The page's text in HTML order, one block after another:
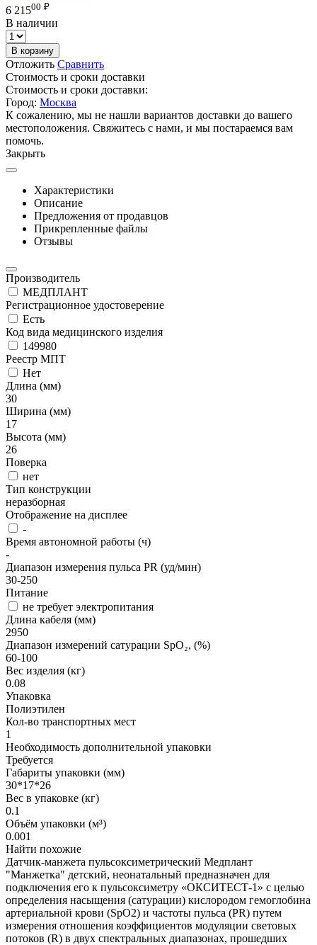
6 21500 ₽
В наличии
В корзину
Отложить Сравнить
Стоимость и сроки доставки
Стоимость и сроки доставки:
Город: Москва
К сожалению, мы не нашли вариантов доставки до вашего
местоположения. Свяжитесь с нами, и мы постараемся вам
помочь.
Закрыть
Характеристики
Описание
Предложения от продавцов
Прикрепленные файлы
Отзывы
Производитель
МЕДПЛАНТ
Регистрационное удостоверение
Есть
Код вида медицинского изделия
149980
Реестр МПТ
Нет
Длина (мм)
30
Ширина (мм)
17
Высота (мм)
26
Поверка
нет
Тип конструкции
неразборная
Отображение на дисплее
-
Время автономной работы (ч)
-
Диапазон измерения пульса PR (уд/мин)
30-250
Питание
не требует электропитания
Длина кабеля (мм)
2950
Диапазон измерений сатурации SpO₂, (%)
60-100
Вес изделия (кг)
0.08
Упаковка
Полиэтилен
Кол-во транспортных мест
1
Необходимость дополнительной упаковки
Требуется
Габариты упаковки (мм)
30*17*26
Вес в упаковке (кг)
0.1
Объём упаковки (м³)
0.001
Найти похожие
Датчик-манжета пульсоксиметрический Медплант
"Манжетка" детский, неонатальный предназначен для
подключения его к пульсоксиметру «ОКСИТЕСТ-1» с целью
определения насыщения (сатурации) кислородом гемоглобина
артериальной крови (SpO2) и частоты пульса (PR) путем
измерения отношения коэффициентов модуляции световых
потоков (R) в двух спектральных диапазонах, прошедших